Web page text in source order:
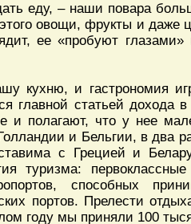
еду, – наши повара
овощи, фрукты и даже
ее «пробуют
кухню, и гастрономия
главной статьей
и полагают, что у нее
и Бельгии, в два
с Грецией и
туризма:
способных
портов. Прелести
году мы приняли 100